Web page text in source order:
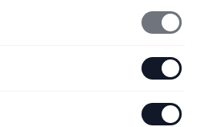
információk